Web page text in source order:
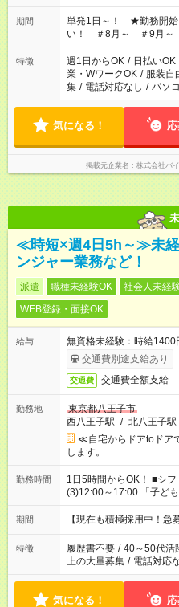
お気軽にご相談ください
期間
単発1日～！ ★勤務開始
い！ ＃8月～ ＃9月～
特徴 週1日からOK / 日払いOK
業・WワークOK / 服装自
集 / 電話対応なし / パソ
気になる！
掲載元企業名 株式会社バ
≪時短×週4日5h～≫未経
ンジャー業務など！
派遣 職種未経験OK 社会人未経
WEB登録・面接OK
給与
無資格未経験：時給
交通費別途支給あり
交通費 交通費全額支給
勤務地
東京都八王子市
西八王子駅 / 北八王子駅
≪自宅からドアtoドア
します。
勤務時間
1日5時間からOK！ ■シフト例 (1)8:00～13:00 (2)10:00～15:00
(3)12:00～17:00 「子どもたちが学校に行く間だけ働きたい」
「余裕を持って夕飯の準
はプライベートの時間に
間と、もう1つのお仕事
場合は応募できません。
期間 【現在も積極採用中！急
特徴 履歴書不要 / 40～50代活
上の大量募集 / 電話対応
気になる！